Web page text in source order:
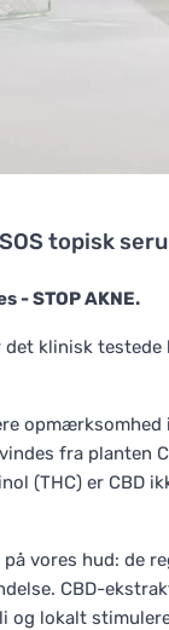
topisk
- STOP AKNE.
klinisk
fra planten
(THC) er CBD
vores hud: de
CBD-
og lokalt